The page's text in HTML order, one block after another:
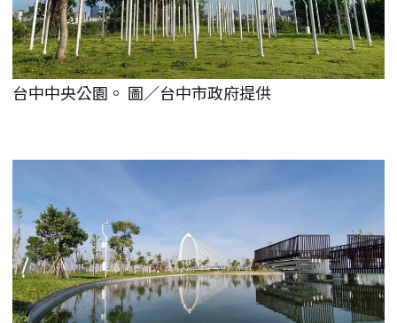
台中中央公園。 圖／台中市政府提供